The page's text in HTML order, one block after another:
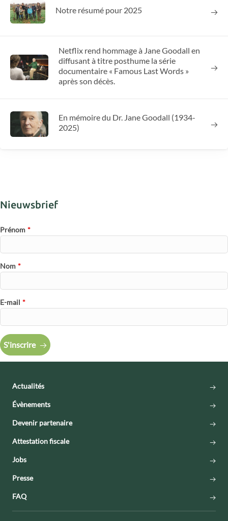
Notre résumé pour 2025
Netflix rend hommage à Jane Goodall en
diffusant à titre posthume la série
documentaire « Famous Last Words »
après son décès.
En mémoire du Dr. Jane Goodall (1934-
2025)
Nieuwsbrief
Prénom *
Nom *
E-mail *
S'inscrire
Actualités
Évènements
Devenir partenaire
Attestation fiscale
Jobs
Presse
FAQ